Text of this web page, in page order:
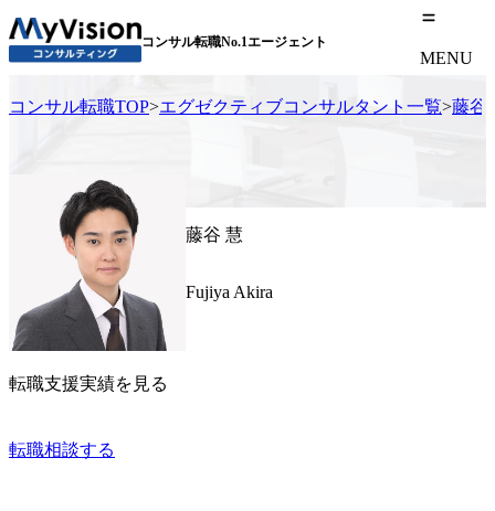
コンサル転職No.1エージェント
MENU
コンサル転職TOP>エグゼクティブコンサルタント一覧>藤谷
藤谷 慧
Fujiya Akira
転職支援実績を見る
転職相談する